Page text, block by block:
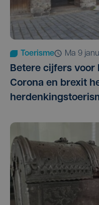
Toerisme ma 9
Betere cijfers voor
Corona en brexit